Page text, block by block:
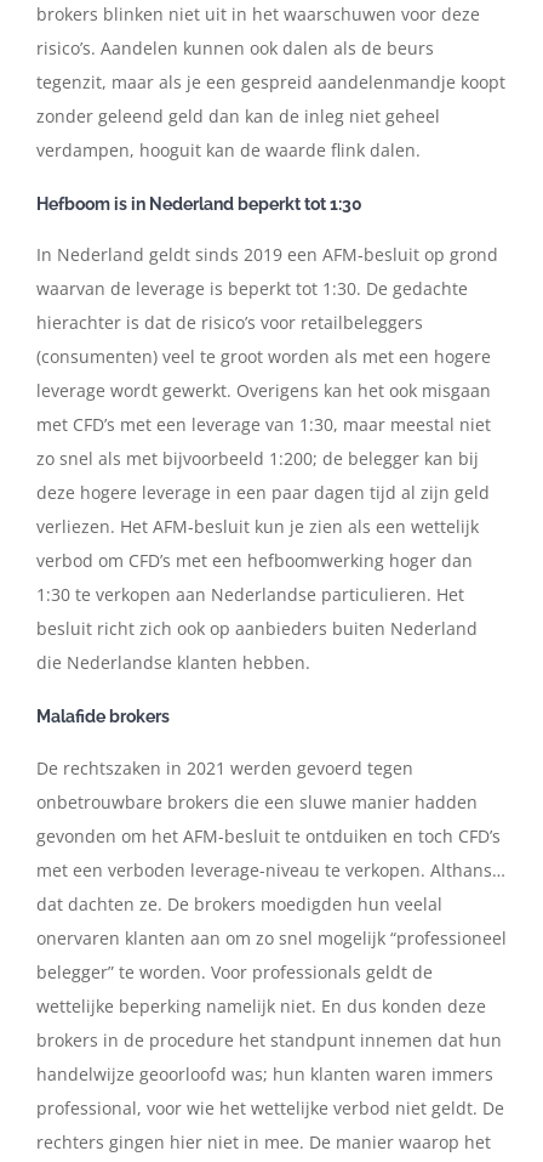
brokers blinken niet uit in het waarschuwen voor deze
risico’s. Aandelen kunnen ook dalen als de beurs
tegenzit, maar als je een gespreid aandelenmandje koopt
zonder geleend geld dan kan de inleg niet geheel
verdampen, hooguit kan de waarde flink dalen.
Hefboom is in Nederland beperkt tot 1:30
In Nederland geldt sinds 2019 een AFM-besluit op grond
waarvan de leverage is beperkt tot 1:30. De gedachte
hierachter is dat de risico’s voor retailbeleggers
(consumenten) veel te groot worden als met een hogere
leverage wordt gewerkt. Overigens kan het ook misgaan
met CFD’s met een leverage van 1:30, maar meestal niet
zo snel als met bijvoorbeeld 1:200; de belegger kan bij
deze hogere leverage in een paar dagen tijd al zijn geld
verliezen. Het AFM-besluit kun je zien als een wettelijk
verbod om CFD’s met een hefboomwerking hoger dan
1:30 te verkopen aan Nederlandse particulieren. Het
besluit richt zich ook op aanbieders buiten Nederland
die Nederlandse klanten hebben.
Malafide brokers
De rechtszaken in 2021 werden gevoerd tegen
onbetrouwbare brokers die een sluwe manier hadden
gevonden om het AFM-besluit te ontduiken en toch CFD’s
met een verboden leverage-niveau te verkopen. Althans…
dat dachten ze. De brokers moedigden hun veelal
onervaren klanten aan om zo snel mogelijk “professioneel
belegger” te worden. Voor professionals geldt de
wettelijke beperking namelijk niet. En dus konden deze
brokers in de procedure het standpunt innemen dat hun
handelwijze geoorloofd was; hun klanten waren immers
professional, voor wie het wettelijke verbod niet geldt. De
rechters gingen hier niet in mee. De manier waarop het